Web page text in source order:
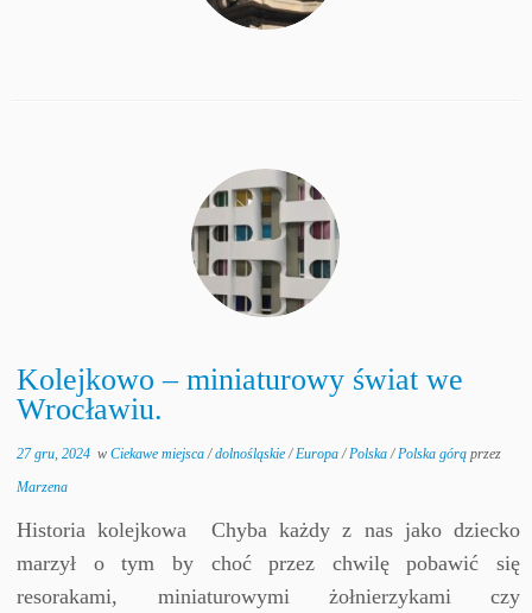
Kolejkowo – miniaturowy świat we
Wrocławiu.
27 gru, 2024 wCiekawe miejsca/dolnośląskie/Europa/Polska/Polska górąprzez
Marzena
Historia kolejkowa Chyba każdy z nas jako dziecko
marzył o tym by choć przez chwilę pobawić się
resorakami, miniaturowymi żołnierzykami czy